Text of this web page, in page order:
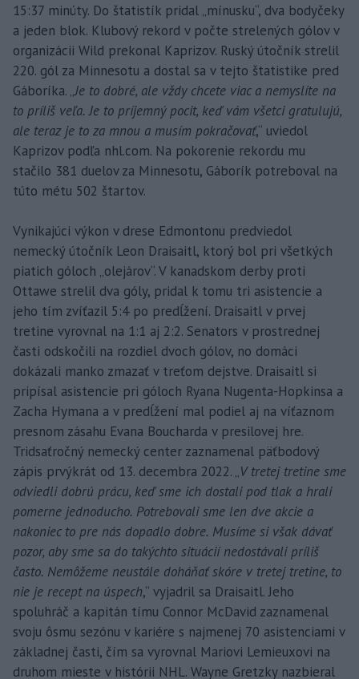
15:37 minúty. Do štatistík pridal „mínusku“, dva bodyčeky
a jeden blok. Klubový rekord v počte strelených gólov v
organizácii Wild prekonal Kaprizov. Ruský útočník strelil
220. gól za Minnesotu a dostal sa v tejto štatistike pred
Gáboríka. „Je to dobré, ale vždy chcete viac a nemyslíte na
to príliš veľa. Je to príjemný pocit, keď vám všetci gratulujú,
ale teraz je to za mnou a musím pokračovať,“ uviedol
Kaprizov podľa nhl.com. Na pokorenie rekordu mu
stačilo 381 duelov za Minnesotu, Gáborík potreboval na
túto métu 502 štartov.
Vynikajúci výkon v drese Edmontonu predviedol
nemecký útočník Leon Draisaitl, ktorý bol pri všetkých
piatich góloch „olejárov“. V kanadskom derby proti
Ottawe strelil dva góly, pridal k tomu tri asistencie a
jeho tím zvíťazil 5:4 po predĺžení. Draisaitl v prvej
tretine vyrovnal na 1:1 aj 2:2. Senators v prostrednej
časti odskočili na rozdiel dvoch gólov, no domáci
dokázali manko zmazať v treťom dejstve. Draisaitl si
pripísal asistencie pri góloch Ryana Nugenta-Hopkinsa a
Zacha Hymana a v predĺžení mal podiel aj na víťaznom
presnom zásahu Evana Boucharda v presilovej hre.
Tridsaťročný nemecký center zaznamenal päťbodový
zápis prvýkrát od 13. decembra 2022. „V tretej tretine sme
odviedli dobrú prácu, keď sme ich dostali pod tlak a hrali
pomerne jednoducho. Potrebovali sme len dve akcie a
nakoniec to pre nás dopadlo dobre. Musíme si však dávať
pozor, aby sme sa do takýchto situácií nedostávali príliš
často. Nemôžeme neustále doháňať skóre v tretej tretine, to
nie je recept na úspech,“ vyjadril sa Draisaitl. Jeho
spoluhráč a kapitán tímu Connor McDavid zaznamenal
svoju ôsmu sezónu v kariére s najmenej 70 asistenciami v
základnej časti, čím sa vyrovnal Mariovi Lemieuxovi na
druhom mieste v histórii NHL. Wayne Gretzky nazbieral